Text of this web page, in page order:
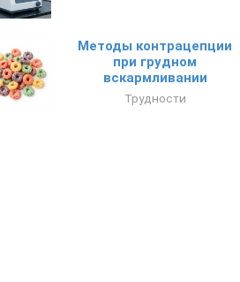
Методы контрацепции
при грудном
вскармливании
Трудности